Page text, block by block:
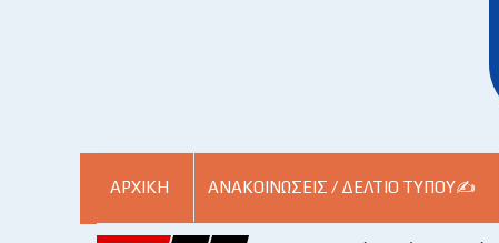
ΑΡΧΙΚΗ ΑΝΑΚΟΙΝΏΣΕΙΣ / ΔΕΛΤΊΟ ΤΎΠΟΥ✍